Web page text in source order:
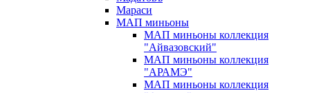
Мараси
МАП миньоны
МАП миньоны коллекция
"Айвазовский"
МАП миньоны коллекция
"АРАМЭ"
МАП миньоны коллекция